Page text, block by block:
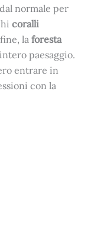
normale per
coralli
la foresta
paesaggio.
entrare in
con la